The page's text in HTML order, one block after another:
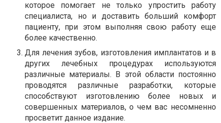
которое помогает не только упростить работу
специалиста, но и доставить больший комфорт
пациенту, при этом выполняя свою работу еще
более качественно.
Для лечения зубов, изготовления имплантатов и в
других лечебных процедурах используются
различные материалы. В этой области постоянно
проводятся различные разработки, которые
способствуют изготовлению более новых и
совершенных материалов, о чем вас несомненно
просветит данное издание.